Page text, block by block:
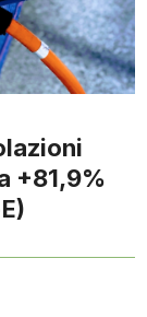
+81,9%